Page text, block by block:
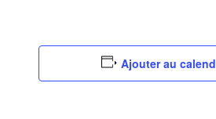
Ajouter au